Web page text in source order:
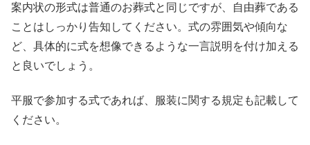
案内状の形式は普通のお葬式と同じですが、自由葬である
ことはしっかり告知してください。式の雰囲気や傾向な
ど、具体的に式を想像できるような一言説明を付け加える
と良いでしょう。
平服で参加する式であれば、服装に関する規定も記載して
ください。